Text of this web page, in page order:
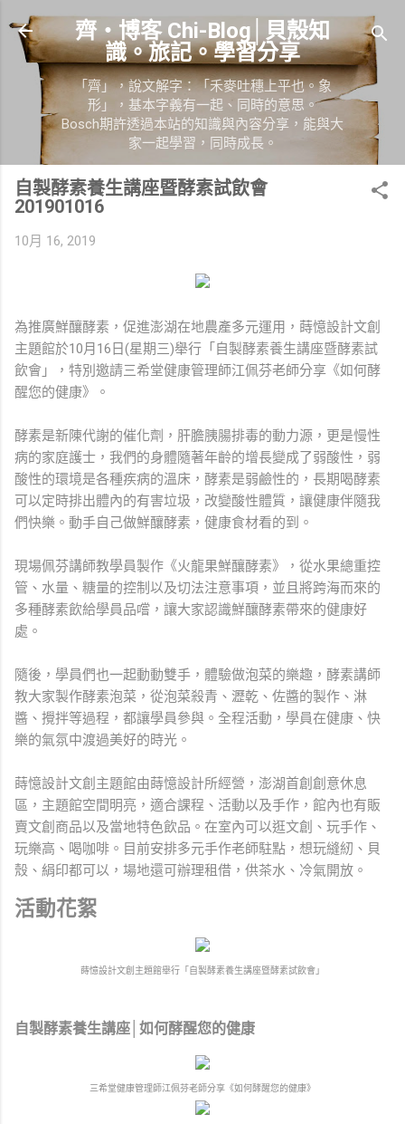
跳到主要內容
齊‧博客 Chi-Blog│貝殼知
識。旅記。學習分享
「齊」，說文解字：「禾麥吐穗上平也。象
形」，基本字義有一起、同時的意思。
Bosch期許透過本站的知識與內容分享，能與大
家一起學習，同時成長。
自製酵素養生講座暨酵素試飲會
201901016
10月 16, 2019
為推廣鮮釀酵素，促進澎湖在地農產多元運用，蒔憶設計文創
主題館於10月16日(星期三)舉行「自製酵素養生講座暨酵素試
飲會」，特別邀請三希堂健康管理師江佩芬老師分享《如何酵
醒您的健康》。
酵素是新陳代謝的催化劑，肝膽胰腸排毒的動力源，更是慢性
病的家庭護士，我們的身體隨著年齡的增長變成了弱酸性，弱
酸性的環境是各種疾病的溫床，酵素是弱鹼性的，長期喝酵素
可以定時排出體內的有害垃圾，改變酸性體質，讓健康伴隨我
們快樂。動手自己做鮮釀酵素，健康食材看的到。
現場佩芬講師教學員製作《火龍果鮮釀酵素》，從水果總重控
管、水量、糖量的控制以及切法注意事項，並且將跨海而來的
多種酵素飲給學員品嚐，讓大家認識鮮釀酵素帶來的健康好
處。
隨後，學員們也一起動動雙手，體驗做泡菜的樂趣，酵素講師
教大家製作酵素泡菜，從泡菜殺青、瀝乾、佐醬的製作、淋
醬、攪拌等過程，都讓學員參與。全程活動，學員在健康、快
樂的氣氛中渡過美好的時光。
蒔憶設計文創主題館由蒔憶設計所經營，澎湖首創創意休息
區，主題館空間明亮，適合課程、活動以及手作，館內也有販
賣文創商品以及當地特色飲品。在室內可以逛文創、玩手作、
玩樂高、喝咖啡。目前安排多元手作老師駐點，想玩縫紉、貝
殼、絹印都可以，場地還可辦理租借，供茶水、冷氣開放。
活動花絮
蒔憶設計文創主題館舉行「自製酵素養生講座暨酵素試飲會」
自製酵素養生講座│如何酵醒您的健康
三希堂健康管理師江佩芬老師分享《如何酵醒您的健康》